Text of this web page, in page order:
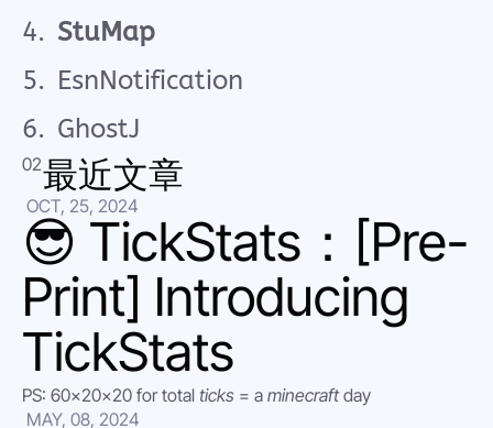
StuMap
EsnNotification
GhostJ
02最近文章
OCT, 25, 2024
😎 TickStats：[Pre-
Print] Introducing
TickStats
PS: 60x20x20 for total ticks = a minecraft day
MAY, 08, 2024